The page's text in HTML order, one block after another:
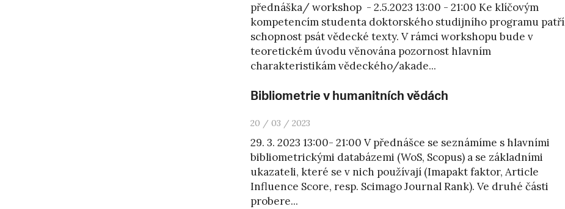
přednáška/ workshop - 2.5.2023 13:00 - 21:00 Ke klíčovým
kompetencím studenta doktorského studijního programu patří
schopnost psát vědecké texty. V rámci workshopu bude v
teoretickém úvodu věnována pozornost hlavním
charakteristikám vědeckého/akade...
Bibliometrie v humanitních vědách
20 / 03 / 2023
29. 3. 2023 13:00- 21:00 V přednášce se seznámíme s hlavními
bibliometrickými databázemi (WoS, Scopus) a se základními
ukazateli, které se v nich používají (Imapakt faktor, Article
Influence Score, resp. Scimago Journal Rank). Ve druhé části
probere...